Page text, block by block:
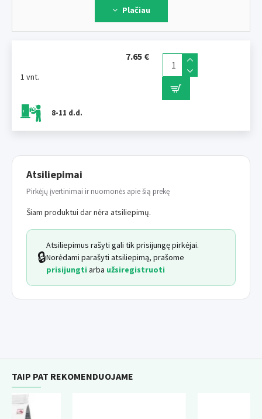
1 vnt.
8-11 d.d.
7.65 €
turėti prie rankos kad ir kur būtumėte.
ILUSTRATYVI NUOTRAUKA
Plačiau
Atsiliepimai
Pirkėjų įvertinimai ir nuomonės apie šią prekę
Šiam produktui dar nėra atsiliepimų.
🔒
Atsiliepimus rašyti gali tik prisijungę pirkėjai.
Norėdami parašyti atsiliepimą, prašome
prisijungti arba užsiregistruoti
TAIP PAT REKOMENDUOJAME